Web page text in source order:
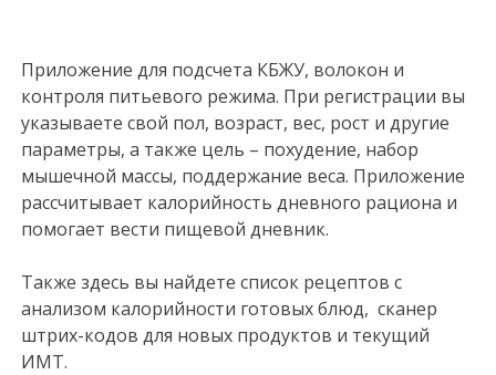
Приложение для подсчета КБЖУ, волокон и
контроля питьевого режима. При регистрации вы
указываете свой пол, возраст, вес, рост и другие
параметры, а также цель – похудение, набор
мышечной массы, поддержание веса. Приложение
рассчитывает калорийность дневного рациона и
помогает вести пищевой дневник.
Также здесь вы найдете список рецептов с
анализом калорийности готовых блюд, сканер
штрих-кодов для новых продуктов и текущий
ИМТ.